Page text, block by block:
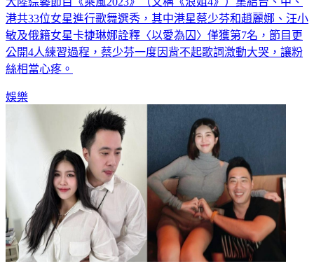
港共33位女星進行歌舞選秀，其中港星蔡少芬和趙麗娜、汪小
敏及俄籍女星卡捷琳娜詮釋〈以愛為囚〉僅獲第7名，節目更
公開4人練習過程，蔡少芬一度因背不起歌詞激動大哭，讓粉
絲相當心疼。
娛樂